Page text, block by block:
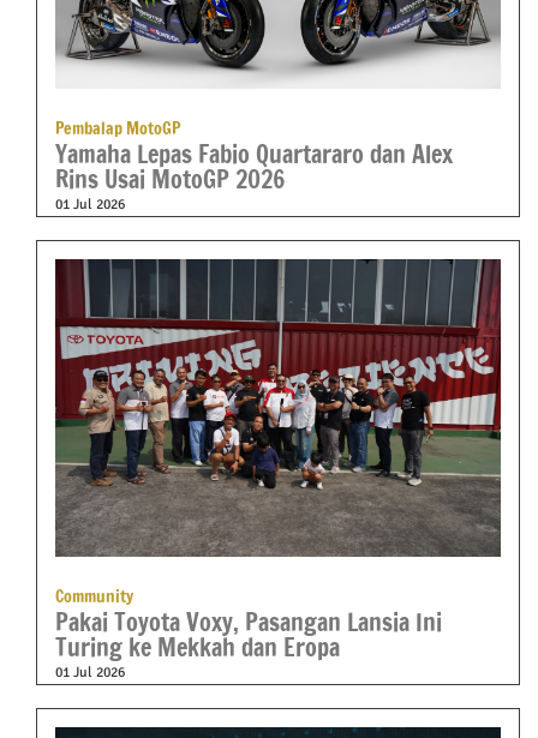
Pembalap MotoGP
Yamaha Lepas Fabio Quartararo dan Alex
Rins Usai MotoGP 2026
01 Jul 2026
Community
Pakai Toyota Voxy, Pasangan Lansia Ini
Turing ke Mekkah dan Eropa
01 Jul 2026